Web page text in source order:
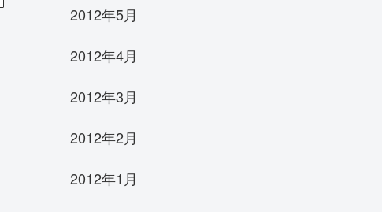
2012年5月
2012年4月
2012年3月
2012年2月
2012年1月